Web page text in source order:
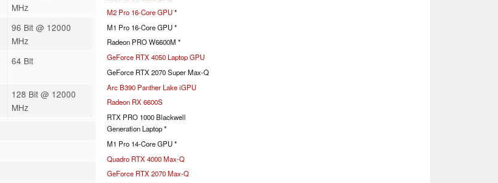
MHz
96 Bit @ 12000
MHz
64 Bit
128 Bit @ 12000
MHz
M2 Pro 16-Core GPU*
M1 Pro 16-Core GPU *
Radeon PRO W6600M *
GeForce RTX 4050 Laptop GPU
GeForce RTX 2070 Super Max-Q
Arc B390 Panther Lake iGPU
Radeon RX 6600S
RTX PRO 1000 Blackwell
Generation Laptop *
M1 Pro 14-Core GPU *
Quadro RTX 4000 Max-Q
GeForce RTX 2070 Max-Q